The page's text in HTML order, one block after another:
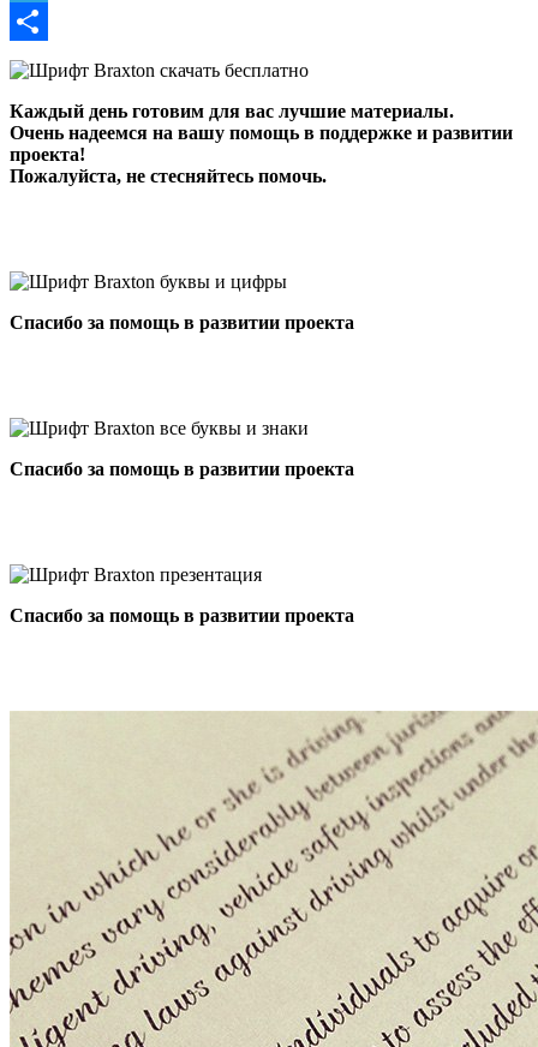
Telegram
Отправить
Каждый день готовим для вас лучшие материалы.
Очень надеемся на вашу помощь в поддержке и развитии
проекта!
Пожалуйста, не стесняйтесь помочь.
Спасибо за помощь в развитии проекта
Спасибо за помощь в развитии проекта
Спасибо за помощь в развитии проекта